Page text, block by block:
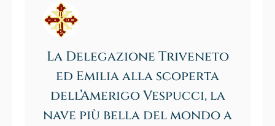
La Delegazione Triveneto
ed Emilia alla scoperta
dell’Amerigo Vespucci, la
nave più bella del mondo a